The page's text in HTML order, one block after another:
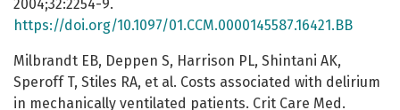
2004;32:2254-9.
https://doi.org/10.1097/01.CCM.0000145587.16421.BB
Milbrandt EB, Deppen S, Harrison PL, Shintani AK,
Speroff T, Stiles RA, et al. Costs associated with delirium
in mechanically ventilated patients. Crit Care Med.